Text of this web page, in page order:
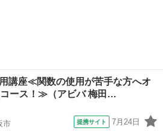
講座≪関数の使用が苦手な方へオ
ース！≫（アビバ 梅田…
市 提携サイト 7月24日